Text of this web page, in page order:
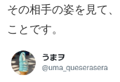
その相手の姿を見て、
ことです。